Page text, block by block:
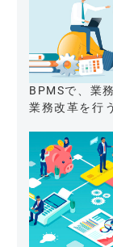
BPMSで、業
業務改革を行